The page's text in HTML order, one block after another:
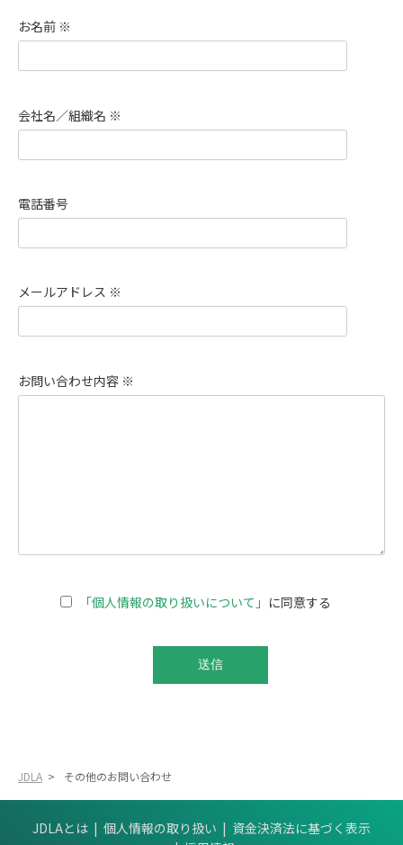
お名前 ※
会社名／組織名 ※
電話番号
メールアドレス ※
お問い合わせ内容 ※
「個人情報の取り扱いについて」 に同意する
JDLA > その他のお問い合わせ
JDLAとは 個人情報の取り扱い
資金決済法に基づく表示